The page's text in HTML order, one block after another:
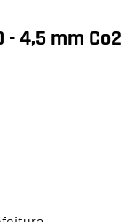
- 4,5 mm Co2